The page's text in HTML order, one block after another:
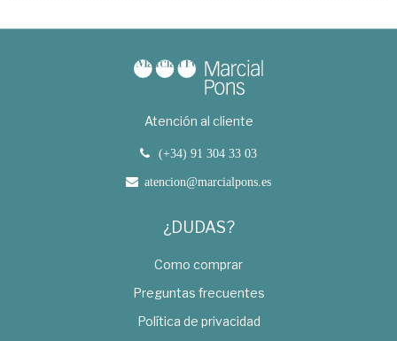
Atención al cliente
(+34) 91 304 33 03
atencion@marcialpons.es
¿DUDAS?
Como comprar
Preguntas frecuentes
Política de privacidad